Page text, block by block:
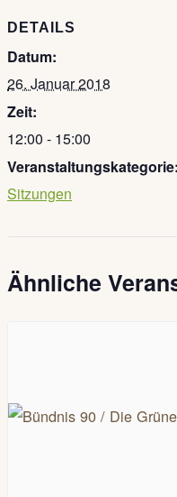
DETAILS
Datum:
26. Januar 2018
Zeit:
12:00 - 15:00
Veranstaltungskategorie:
Sitzungen
Ähnliche